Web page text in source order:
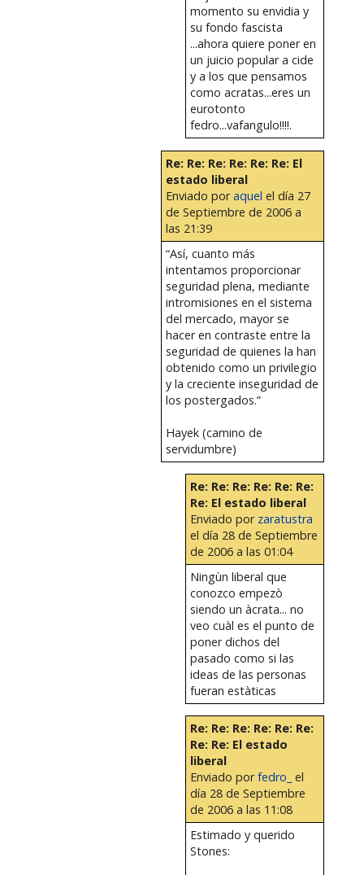
momento su envidia y
su fondo fascista
...ahora quiere poner en
un juicio popular a cide
y a los que pensamos
como acratas...eres un
eurotonto
fedro...vafangulo!!!!.
Re: Re: Re: Re: Re: Re: El
estado liberal
Enviado poraquel el día 27
de Septiembre de 2006 a
las 21:39
“Así, cuanto más
intentamos proporcionar
seguridad plena, mediante
intromisiones en el sistema
del mercado, mayor se
hacer en contraste entre la
seguridad de quienes la han
obtenido como un privilegio
y la creciente inseguridad de
los postergados.”
Hayek (camino de
servidumbre)
Re: Re: Re: Re: Re: Re:
Re: El estado liberal
Enviado por zaratustra
el día 28 de Septiembre
de 2006 a las 01:04
Ningùn liberal que
conozco empezò
siendo un àcrata... no
veo cuàl es el punto de
poner dichos del
pasado como si las
ideas de las personas
fueran estàticas
Re: Re: Re: Re: Re: Re:
Re: Re: El estado
liberal
Enviado porfedro_ el
día 28 de Septiembre
de 2006 a las 11:08
Estimado y querido
Stones: